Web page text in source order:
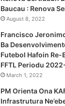
Baucau : Renova
August 8, 2022
Francisco
Ba
Futebol Hafoin Re-
FFTL Periodu
March 1, 2022
PM Orienta Ona
Infrastrutura